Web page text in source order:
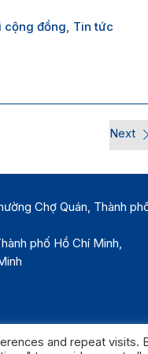
cộng đồng, Tin tức
Next
Chợ Quán, Thành
phố Hồ Chí Minh,
and repeat visits.